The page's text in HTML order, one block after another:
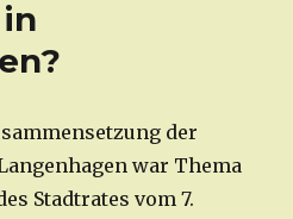
der
war Thema
Stadtrates vom 7.